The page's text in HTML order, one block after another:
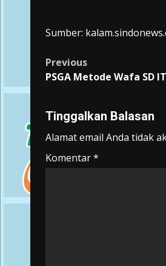
Sumber:
Post
Previous
PSGA Metode Wafa SD
Tinggalkan Balasan
Alamat email Anda tidak
Komentar*